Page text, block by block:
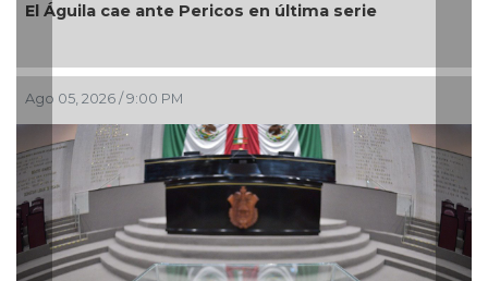
cae ante Pericos en última serie
/ 9:00 PM